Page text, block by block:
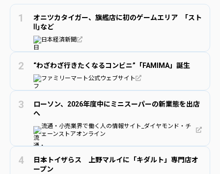
オニツカタイガー、旗艦店に初のゲームエリア ｢スト
Ⅱ｣など
日本経済新聞
“わざわざ行きたくなるコンビニ”「FAMIMA」誕生
ファミリーマート公式ウェブサイト
ローソン、2026年度中にミニスーパーの新業態を出店
へ
流通・小売業界で働く人の情報サイト_ダイヤモンド・チ
ェーンストアオンライン
日本トイザらス 上野マルイに「キダルト」専門店オ
ープン